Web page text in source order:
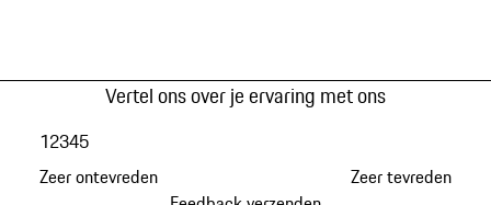
Vertel ons over je ervaring met ons
Zeer ontevreden
12345
Zeer tevreden